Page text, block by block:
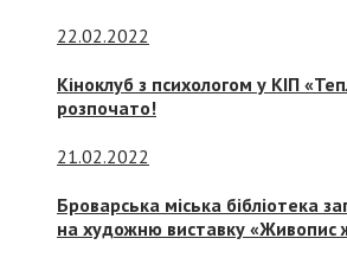
22.02.2022
Кіноклуб з психологом у КІП
розпочато!
21.02.2022
Броварська міська бібліотека
на художню виставку «Живопис